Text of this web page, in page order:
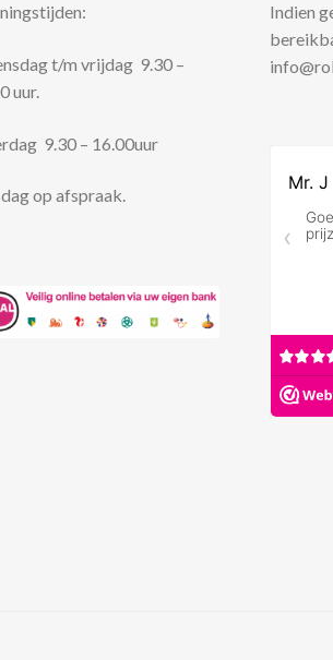
t/m vrijdag 9.30 –
uur.
9.30 – 16.00uur
op afspraak.
Indien